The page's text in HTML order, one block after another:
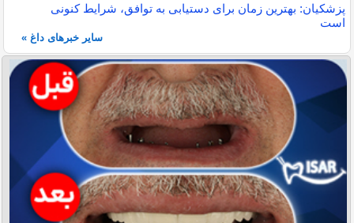
پزشکیان: بهترین زمان برای دستیابی به توافق، شرایط کنونی
است
سایر خبرهای داغ »